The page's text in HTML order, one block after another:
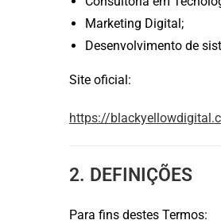
Marketing Digital;
Desenvolvimento de
Site oficial:
https://
2. DEFINIÇÕES
Para fins destes Termos: